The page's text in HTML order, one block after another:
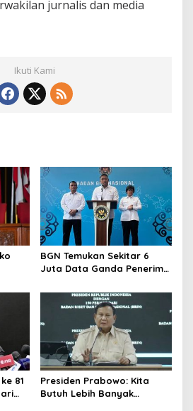
jurnalis dan media
Ikuti Kami
BGN Temukan Sekitar 6
Juta Data Ganda Penerima
Sudaryono
81
Presiden Prabowo: Kita
Butuh Lebih Banyak